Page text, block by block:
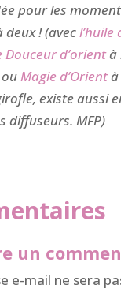
pour les
deux ! (avecl’huile
Douceur d’orientà
Magie d’Orientà
existe aussi
diffuseurs. MFP)
un
e-mail ne sera